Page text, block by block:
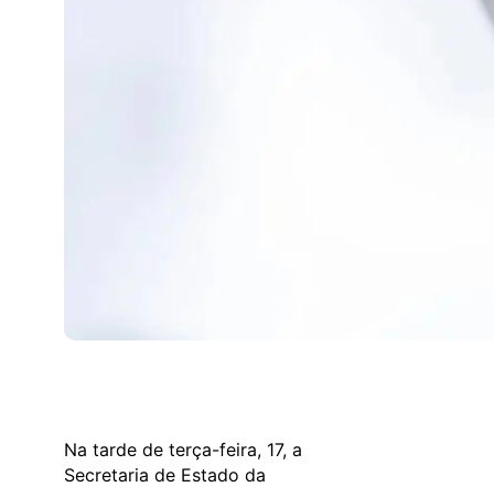
Na tarde de terça-feira, 17, a
Secretaria de Estado da